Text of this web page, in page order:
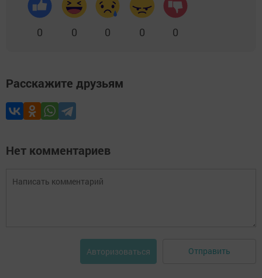
0 0 0 0 0
Расскажите друзьям
Нет комментариев
Авторизоваться Отправить